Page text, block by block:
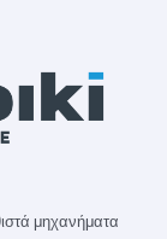
μηχανήματα